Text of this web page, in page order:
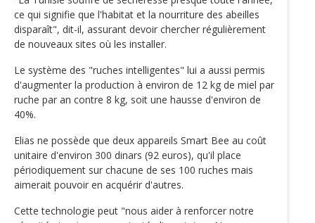
ce qui signifie que l'habitat et la nourriture des abeilles
disparaît", dit-il, assurant devoir chercher régulièrement
de nouveaux sites où les installer.
Le système des "ruches intelligentes" lui a aussi permis
d'augmenter la production à environ de 12 kg de miel par
ruche par an contre 8 kg, soit une hausse d'environ de
40%.
Elias ne possède que deux appareils Smart Bee au coût
unitaire d'environ 300 dinars (92 euros), qu'il place
périodiquement sur chacune de ses 100 ruches mais
aimerait pouvoir en acquérir d'autres.
Cette technologie peut "nous aider à renforcer notre